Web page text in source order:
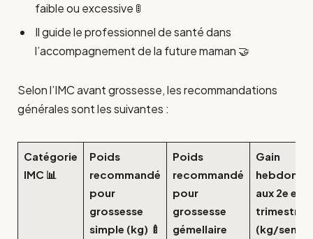
faible ou excessive 🚦
Il guide le professionnel de santé dans
l’accompagnement de la future maman 🤝
Selon l’IMC avant grossesse, les recommandations
générales sont les suivantes :
Catégorie
IMC 📊
Poids
recommandé
pour
grossesse
simple (kg) 🍼
Poids
recommandé
pour
grossesse
gémellaire
Gain
aux 2e et
trimestres
(kg/